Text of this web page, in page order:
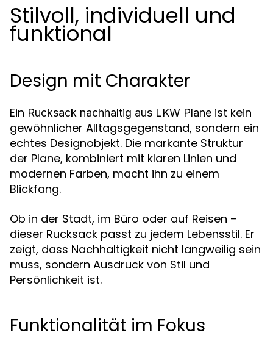
Stilvoll, individuell und
funktional
Design mit Charakter
Ein Rucksack nachhaltig aus LKW Plane ist kein
gewöhnlicher Alltagsgegenstand, sondern ein
echtes Designobjekt. Die markante Struktur
der Plane, kombiniert mit klaren Linien und
modernen Farben, macht ihn zu einem
Blickfang.
Ob in der Stadt, im Büro oder auf Reisen –
dieser Rucksack passt zu jedem Lebensstil. Er
zeigt, dass Nachhaltigkeit nicht langweilig sein
muss, sondern Ausdruck von Stil und
Persönlichkeit ist.
Funktionalität im Fokus